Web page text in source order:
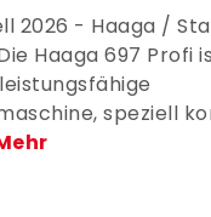
2026 - Haaga /
Haaga 697 Profi
speziell